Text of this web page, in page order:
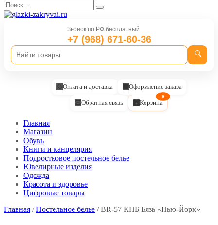
Перейти
к
содержанию
Search
for:
Звонок по РФ бесплатный
+7 (968) 671-60-36
🔍
Оплата и доставка Оформление заказа
Обратная связь Корзина
0
Главная
Магазин
Обувь
Книги и канцелярия
Подростковое постельное белье
Ювелирные изделия
Одежда
Красота и здоровье
Цифровые товары
Главная /Постельное белье / BR-57 КПБ Бязь «Нью-Йорк»